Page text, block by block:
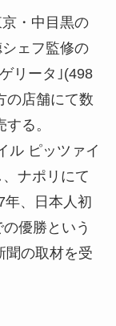
・中目黒の
ェフ監修の
リータ｣(498
の店舗にて数
る。
ル ピッツァイ
ナポリにて
年、日本人初
優勝という
聞の取材を受